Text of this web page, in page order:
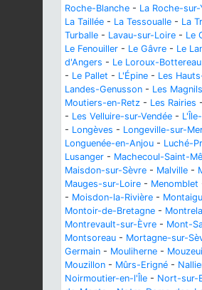
Roche-Blanche - La Roche-sur-
La Taillée - La Tessoualle - La
Turballe - Lavau-sur-Loire - Le
Le Fenouiller - Le Gâvre - Le
d'Angers - Le Loroux-Bottereau
- Le Pallet - L'Épine - Les
Landes-Genusson - Les
Moutiers-en-Retz - Les Rairies -
- Les Velluire-sur-Vendée -
- Longèves - Longeville-sur-
Longuenée-en-Anjou - Luché-
Lusanger - Machecoul-Saint-
Maisdon-sur-Sèvre - Malville -
Mauges-sur-Loire - Menomblet
- Moisdon-la-Rivière -
Montoir-de-Bretagne -
Montrevault-sur-Èvre - Mont-
Montsoreau - Mortagne-sur-
Germain - Mouliherne -
Mouzillon - Mûrs-Erigné -
Noirmoutier-en-l'Île - Nort-sur-